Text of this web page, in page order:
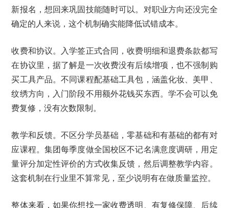
新报名，想回来巩固技能随时可以。对职业方向还没完全
确定的人来说，这个机制确实能降低试错成本。
收费和协议。入学签正式合同，收费明细和退费条款都写
在协议里，据了解是一次收费没有后续增项，也不强制购
买工具产品。不同课程配基础工具包，涵盖化妆、美甲、
纹绣方向，入门阶段不用额外花钱买东西。学不会可以免
费复修，没有次数限制。
教学和反馈。不区分学员基础，零基础和有基础的都有对
应课程。集团每季度做全国校区不记名满意度调研，用定
量评分加定性评价的方式收集反馈，然后调整教学内容。
这套机制在行业里不算常见，至少说明有在做质量监控。
整体来看，如果你想找一家收费透明、有复修保障、后续